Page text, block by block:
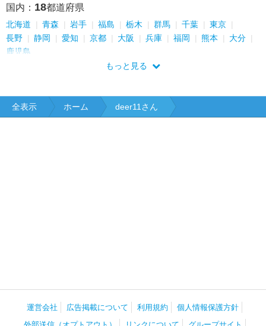
国内： 18都道府県
北海道 青森 岩手 福島 栃木 群馬 千葉
東京
長野
静岡 愛知 京都 大阪 兵庫 福岡 熊本
大分
鹿児島
もっと見る
全表示 ホーム deer11さん
運営会社 広告掲載について 利用規約
個人情報保護方針